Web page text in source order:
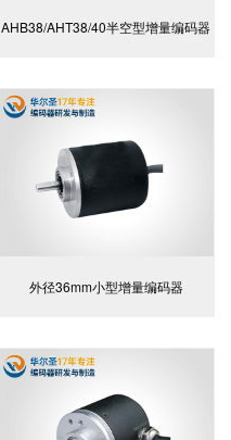
AHB38/AHT38/40半空型增量编码器
外径36mm小型增量编码器